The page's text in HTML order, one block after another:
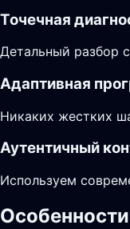
Точечная
Детальный разбор
Адаптивная
Никаких жестких
Аутентичный
Используем